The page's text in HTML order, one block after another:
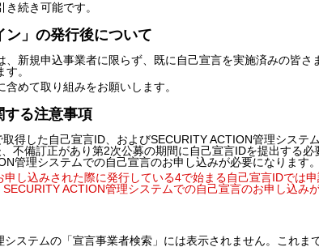
続き可能です。
」の発行後について
新規申込事業者に限らず、既に自己宣言を実施済みの皆さ
。
めて取り組みをお願いします。
る注意事項
得した自己宣言ID、およびSECURITY ACTION管理システ
不備訂正があり第2次公募の期間に自己宣言IDを提出する必
管理システムでの自己宣言のお申し込みが必要になります。
し込みされた際に発行している4で始まる自己宣言IDでは
ACTION管理システムでの自己宣言のお申し込みが
ステムの「宣言事業者検索」には表示されません。これま